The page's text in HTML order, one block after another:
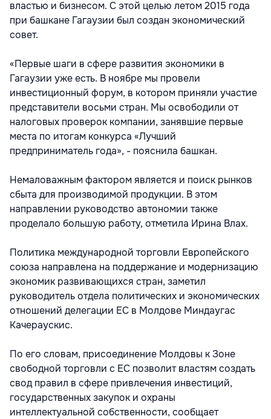
властью и бизнесом. С этой целью летом 2015 года
при башкане Гагаузии был создан экономический
совет.
«Первые шаги в сфере развития экономики в
Гагаузии уже есть. В ноябре мы провели
инвестиционный форум, в котором приняли участие
представители восьми стран. Мы освободили от
налоговых проверок компании, занявшие первые
места по итогам конкурса «Лучший
предприниматель года», - пояснила башкан.
Немаловажным фактором является и поиск рынков
сбыта для производимой продукции. В этом
направлении руководство автономии также
проделало большую работу, отметила Ирина Влах.
Политика международной торговли Европейского
союза направлена на поддержание и модернизацию
экономик развивающихся стран, заметил
руководитель отдела политических и экономических
отношений делегации ЕС в Молдове Миндаугас
Качераускис.
По его словам, присоединение Молдовы к Зоне
свободной торговли с ЕС позволит властям создать
свод правил в сфере привлечения инвестиций,
государственных закупок и охраны
интеллектуальной собственности, сообщает